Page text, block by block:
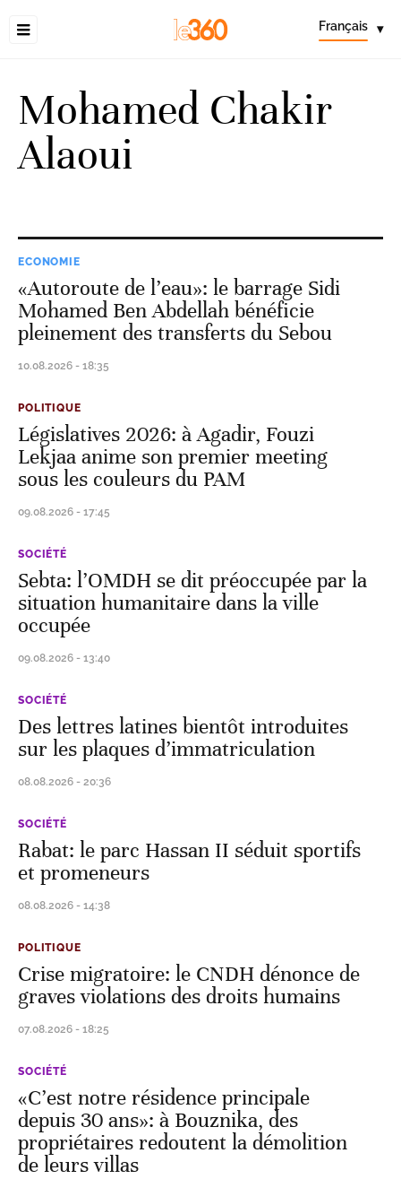
Français ▾
Mohamed Chakir
Alaoui
ECONOMIE
«Autoroute de l’eau»: le barrage Sidi
Mohamed Ben Abdellah bénéficie
pleinement des transferts du Sebou
10.08.2026 - 18:35
POLITIQUE
Législatives 2026: à Agadir, Fouzi
Lekjaa anime son premier meeting
sous les couleurs du PAM
09.08.2026 - 17:45
SOCIÉTÉ
Sebta: l’OMDH se dit préoccupée par la
situation humanitaire dans la ville
occupée
09.08.2026 - 13:40
SOCIÉTÉ
Des lettres latines bientôt introduites
sur les plaques d’immatriculation
08.08.2026 - 20:36
SOCIÉTÉ
Rabat: le parc Hassan II séduit sportifs
et promeneurs
08.08.2026 - 14:38
POLITIQUE
Crise migratoire: le CNDH dénonce de
graves violations des droits humains
07.08.2026 - 18:25
SOCIÉTÉ
«C’est notre résidence principale
depuis 30 ans»: à Bouznika, des
propriétaires redoutent la démolition
de leurs villas